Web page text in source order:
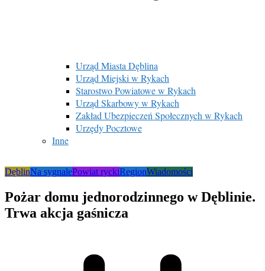
Urząd Miasta Dęblina
Urząd Miejski w Rykach
Starostwo Powiatowe w Rykach
Urząd Skarbowy w Rykach
Zakład Ubezpieczeń Społecznych w Rykach
Urzędy Pocztowe
Inne
DęblinNa sygnalePowiat ryckiRegionWiadomości
Pożar domu jednorodzinnego w Dęblinie.
Trwa akcja gaśnicza